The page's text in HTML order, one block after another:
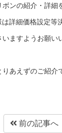
ンの紹介・詳細
詳細価格設定等
ますようお願い
あえずのご紹介
前の記事へ